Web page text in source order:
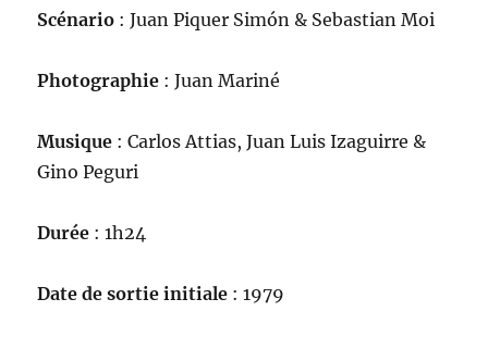
Scénario : Juan Piquer Simón & Sebastian Moi
Photographie : Juan Mariné
Musique : Carlos Attias, Juan Luis Izaguirre &
Gino Peguri
Durée : 1h24
Date de sortie initiale : 1979